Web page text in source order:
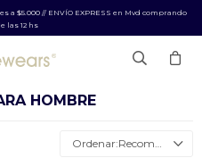
a $5.000 // ENVÍO EXPRESS en Mvd comprando
las 12 hs
HOMBRE
Recomendados